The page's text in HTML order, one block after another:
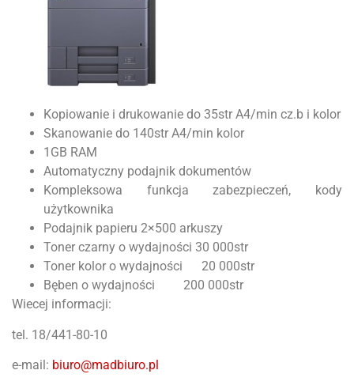
Kopiowanie i drukowanie do 35str A4/min cz.b i kolor
Skanowanie do 140str A4/min kolor
1GB RAM
Automatyczny podajnik dokumentów
Kompleksowa funkcja zabezpieczeń, kody
użytkownika
Podajnik papieru 2×500 arkuszy
Toner czarny o wydajności 30 000str
Toner kolor o wydajności 20 000str
Bęben o wydajności 200 000str
Wiecej informacji:
tel. 18/441-80-10
e-mail: biuro@madbiuro.pl